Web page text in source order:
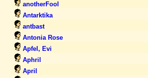
anotherFool
Antarktika
antbast
Antonia Rose
Apfel, Evi
Aphril
April